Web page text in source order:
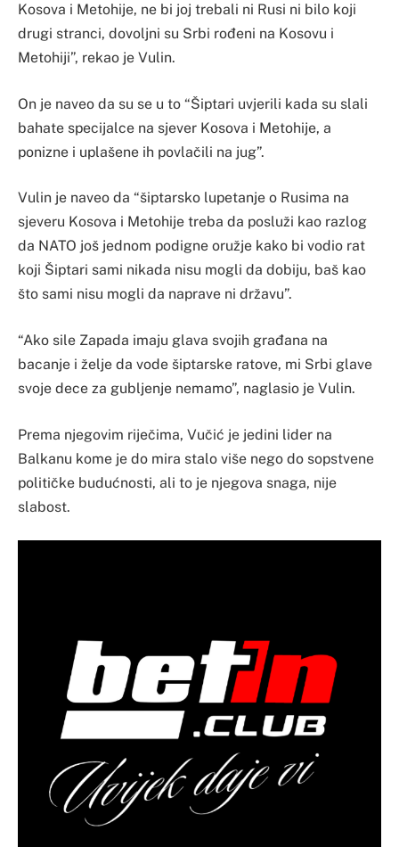
Kosova i Metohije, ne bi joj trebali ni Rusi ni bilo koji
drugi stranci, dovoljni su Srbi rođeni na Kosovu i
Metohiji”, rekao je Vulin.
On je naveo da su se u to “Šiptari uvjerili kada su slali
bahate specijalce na sjever Kosova i Metohije, a
ponizne i uplašene ih povlačili na jug”.
Vulin je naveo da “šiptarsko lupetanje o Rusima na
sjeveru Kosova i Metohije treba da posluži kao razlog
da NATO još jednom podigne oružje kako bi vodio rat
koji Šiptari sami nikada nisu mogli da dobiju, baš kao
što sami nisu mogli da naprave ni državu”.
“Ako sile Zapada imaju glava svojih građana na
bacanje i želje da vode šiptarske ratove, mi Srbi glave
svoje dece za gubljenje nemamo”, naglasio je Vulin.
Prema njegovim riječima, Vučić je jedini lider na
Balkanu kome je do mira stalo više nego do sopstvene
političke budućnosti, ali to je njegova snaga, nije
slabost.